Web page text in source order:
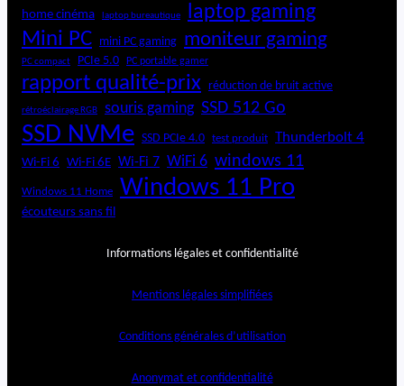
home cinéma laptop bureautique laptop gaming
Mini PC mini PC gaming moniteur gaming
PC compact PCIe 5.0 PC portable gamer
rapport qualité-prix réduction de bruit active
rétroéclairage RGB souris gaming SSD 512 Go
SSD NVMe SSD PCIe 4.0 test produit Thunderbolt 4
Wi-Fi 6 Wi-Fi 6E Wi-Fi 7 WiFi 6 windows 11
Windows 11 Home Windows 11 Pro
écouteurs sans fil
Informations légales et confidentialité
Mentions légales simplifiées
Conditions générales d’utilisation
Anonymat et confidentialité